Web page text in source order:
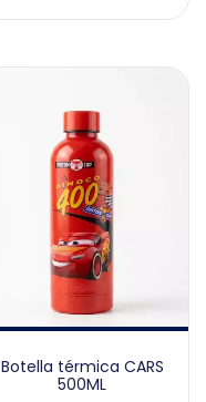
Botella térmica CARS
500ML